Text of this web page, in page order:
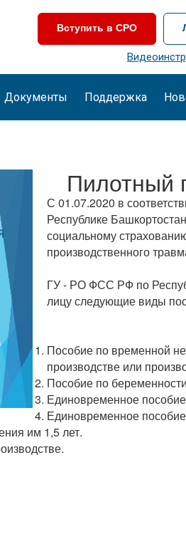
Вступить в СРО
Документы Поддержка
Пилотный
С 01.07.2020 в
Республике
социальному
производственного
ГУ - РО ФСС РФ по
лицу следующие виды
Пособие по временной
производстве или
Пособие по
Единовременное
Единовременное
им 1,5 лет.